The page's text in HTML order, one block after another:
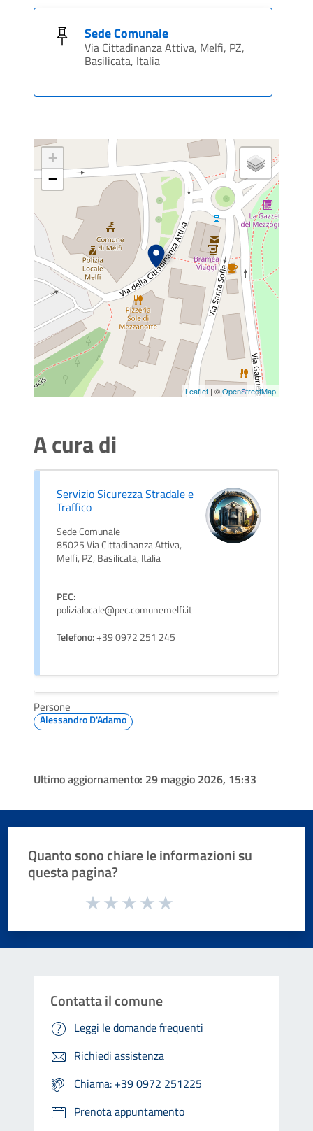
Sede Comunale
Via Cittadinanza Attiva, Melfi, PZ,
Basilicata, Italia
+
−
Leaflet | ©OpenStreetMap
A cura di
Servizio Sicurezza Stradale e
Traffico
Sede Comunale
85025 Via Cittadinanza Attiva,
Melfi, PZ, Basilicata, Italia
PEC:
polizialocale@pec.comunemelfi.it
Telefono: +39 0972 251 245
Persone
Alessandro D'Adamo
Ultimo aggiornamento: 29 maggio 2026, 15:33
Quanto sono chiare le informazioni su
questa pagina?
Valuta da 1 a 5 stelle la pagina
Contatta il comune
Leggi le domande frequenti
Richiedi assistenza
Chiama: +39 0972 251225
Prenota appuntamento